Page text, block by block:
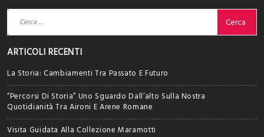
Ricerca
per:
ARTICOLI RECENTI
La Storia: Cambiamenti Tra Passato E Futuro
“Percorsi Di Storia” Uno Sguardo Dall’alto Sulla Nostra
Quotidianità Tra Aironi E Arene Romane
Visita Guidata Alla Collezione Maramotti